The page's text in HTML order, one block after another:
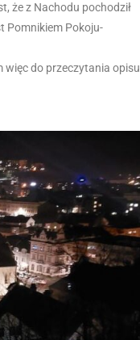
że z Nachodu pochodził
Pomnikiem Pokoju-
więc do przeczytania opisu